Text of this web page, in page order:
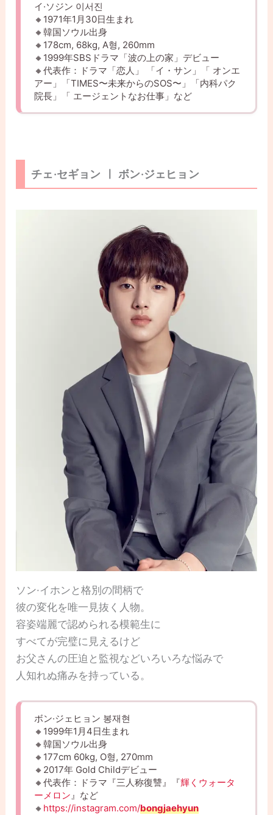
イ·ソジン 이서진
🔸1971年1月30日生まれ
🔸韓国ソウル出身
🔸178cm, 68kg, A형, 260mm
🔸1999年SBSドラマ「波の上の家」デビュー
🔸代表作：ドラマ「恋人」 「イ・サン」「 オンエ
アー」「TIMES〜未来からのSOS〜」「内科パク
院長」「 エージェントなお仕事」など
チェ·セギョン ㅣ ボン·ジェヒョン
ソン·イホンと格別の間柄で
彼の変化を唯一見抜く人物。
容姿端麗で認められる模範生に
すべてが完璧に見えるけど
お父さんの圧迫と監視などいろいろな悩みで
人知れぬ痛みを持っている。
ボン·ジェヒョン 봉재현
🔸1999年1月4日生まれ
🔸韓国ソウル出身
🔸177cm 60kg, O형, 270mm
🔸2017年 Gold Childデビュー
🔸代表作：ドラマ『三人称復讐』『輝くウォータ
ーメロン』など
🔸 https://instagram.com/bongjaehyun